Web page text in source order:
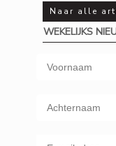
Naar alle
WEKELIJKS